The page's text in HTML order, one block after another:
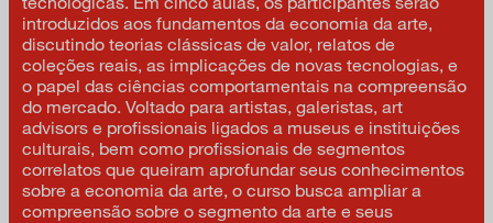
introduzidos aos fundamentos da economia da arte,
discutindo teorias clássicas de valor, relatos de
coleções reais, as implicações de novas tecnologias, e
o papel das ciências comportamentais na compreensão
do mercado. Voltado para artistas, galeristas, art
advisors e profissionais ligados a museus e instituições
culturais, bem como profissionais de segmentos
correlatos que queiram aprofundar seus conhecimentos
sobre a economia da arte, o curso busca ampliar a
compreensão sobre o segmento da arte e seus